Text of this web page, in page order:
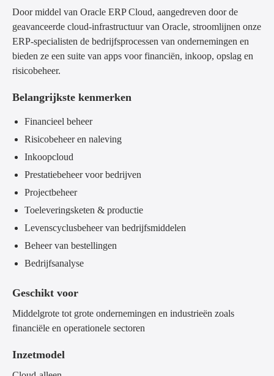
Door middel van Oracle ERP Cloud, aangedreven door de
geavanceerde cloud-infrastructuur van Oracle, stroomlijnen onze
ERP-specialisten de bedrijfsprocessen van ondernemingen en
bieden ze een suite van apps voor financiën, inkoop, opslag en
risicobeheer.
Belangrijkste kenmerken
Financieel beheer
Risicobeheer en naleving
Inkoopcloud
Prestatiebeheer voor bedrijven
Projectbeheer
Toeleveringsketen & productie
Levenscyclusbeheer van bedrijfsmiddelen
Beheer van bestellingen
Bedrijfsanalyse
Geschikt voor
Middelgrote tot grote ondernemingen en industrieën zoals
financiële en operationele sectoren
Inzetmodel